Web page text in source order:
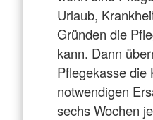
Urlaub,
Gründen die
kann. Dann
Pflegekasse die
notwendigen
sechs Wochen